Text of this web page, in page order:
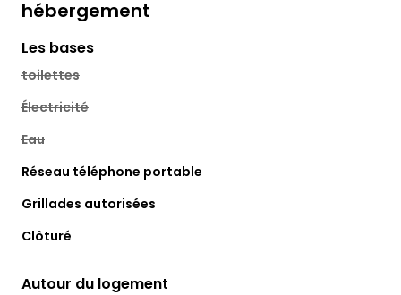
hébergement
Les bases
toilettes
Électricité
Eau
Réseau téléphone portable
Grillades autorisées
Clôturé
Autour du logement